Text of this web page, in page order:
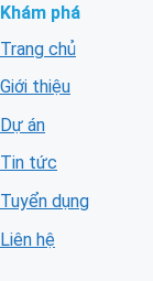
Khám phá
Trang chủ
Giới thiệu
Dự án
Tin tức
Tuyển dụng
Liên hệ